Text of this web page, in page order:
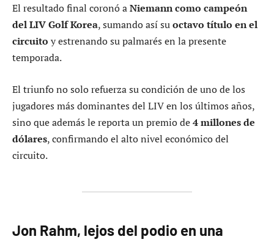
El resultado final coronó aNiemann como campeón
del LIV Golf Korea, sumando así suoctavo título en el
circuito y estrenando su palmarés en la presente
temporada.
El triunfo no solo refuerza su condición de uno de los
jugadores más dominantes del LIV en los últimos años,
sino que además le reporta un premio de4 millones de
dólares, confirmando el alto nivel económico del
circuito.
Jon Rahm, lejos del podio en una